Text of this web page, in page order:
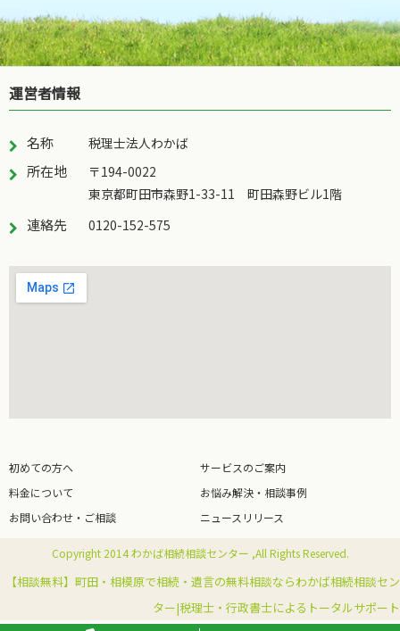
運営者情報
名称 税理士法人わかば
所在地
〒194-0022
東京都町田市森野1-33-11 町田森野ビル1階
連絡先 0120-152-575
初めての方へ
サービスのご案内
料金について
お悩み解決・相談事例
お問い合わせ・ご相談
ニュースリリース
Copyright 2014 わかば相続相談センター ,All Rights Reserved.
【相談無料】町田・相模原で相続・遺言の無料相談ならわかば相続相談セン
ター|税理士・行政書士によるトータルサポート